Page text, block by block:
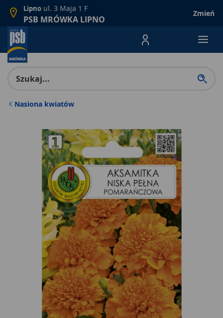
Lipno ul. 3 Maja 1 F
PSB MRÓWKA LIPNO
Zmień
Menu Produktów,
Nasiona kwiatów